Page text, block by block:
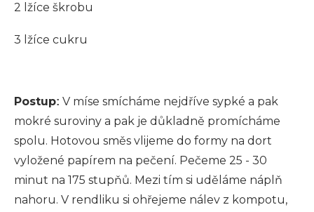
2 lžíce škrobu
3 lžíce cukru
Postup: V míse smícháme nejdříve sypké a pak
mokré suroviny a pak je důkladně promícháme
spolu. Hotovou směs vlijeme do formy na dort
vyložené papírem na pečení. Pečeme 25 - 30
minut na 175 stupňů. Mezi tím si uděláme náplň
nahoru. V rendliku si ohřejeme nálev z kompotu,